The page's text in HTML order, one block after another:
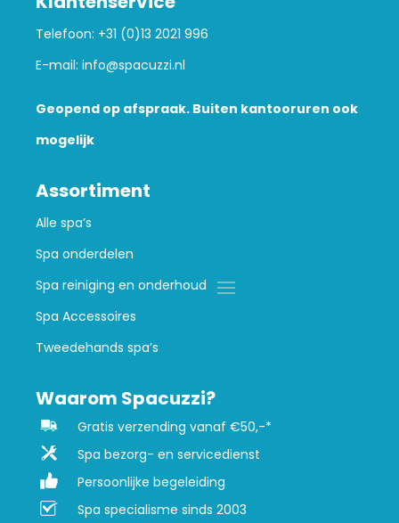
Telefoon: +31 (0)13 2021 996
E-mail: info@spacuzzi.nl
Geopend op afspraak. Buiten kantooruren ook
mogelijk
Assortiment
Alle spa’s
Spa onderdelen
Spa reiniging en onderhoud
Spa Accessoires
Tweedehands spa’s
Waarom Spacuzzi?
Gratis verzending vanaf €50,-*
Spa bezorg- en servicedienst
Persoonlijke begeleiding
Spa specialisme sinds 2003